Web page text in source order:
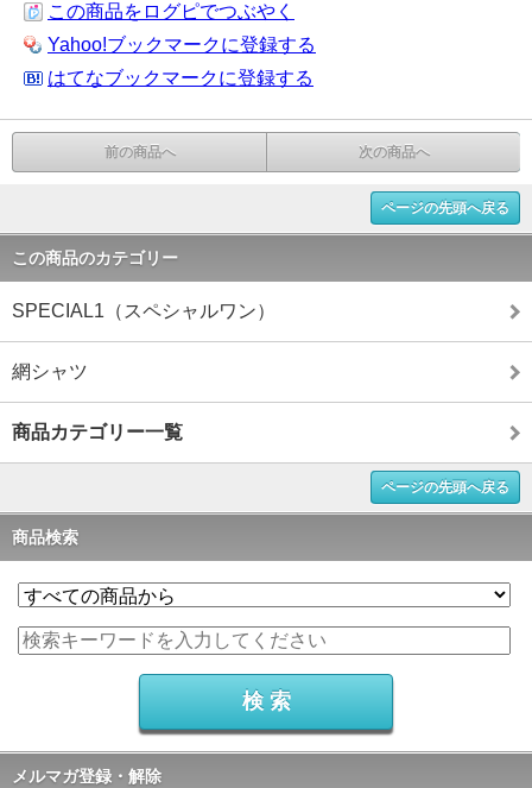
この商品をログピでつぶやく
Yahoo!ブックマークに登録する
はてなブックマークに登録する
前の商品へ 次の商品へ
ページの先頭へ戻る
この商品のカテゴリー
SPECIAL1（スペシャルワン）
網シャツ
商品カテゴリー一覧
ページの先頭へ戻る
商品検索
メルマガ登録・解除